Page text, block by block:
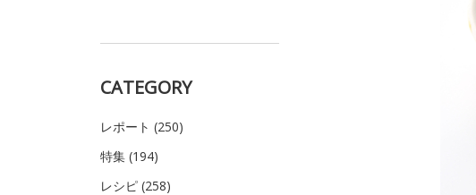
CATEGORY
レポート (250)
特集 (194)
レシピ (258)